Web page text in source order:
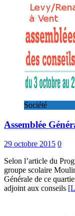
Société
Assemblée
29 octobre 2015 0
Selon l’article du
groupe scolaire
Générale de ce
adjoint aux conseils